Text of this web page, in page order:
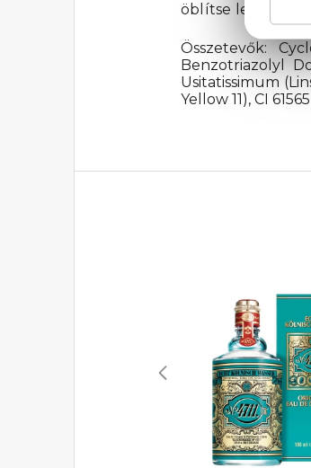
öblítse le.
Összetevők:
Benzotriazolyl
Usitatissimum
Yellow 11), CI